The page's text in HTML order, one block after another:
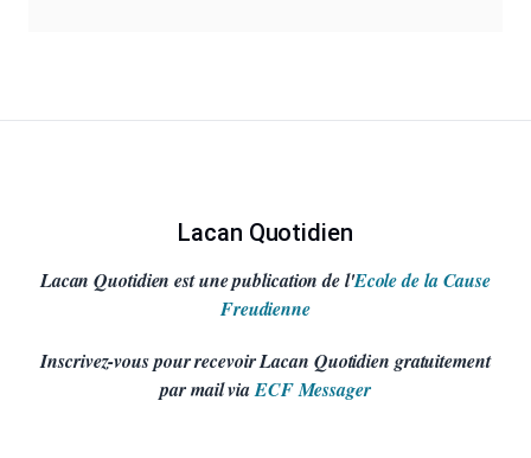
Lacan Quotidien
Lacan Quotidien est une publication de l'Ecole de la Cause
Freudienne
Inscrivez-vous pour recevoir Lacan Quotidien gratuitement
par mail viaECF Messager